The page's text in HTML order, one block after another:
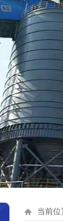
当前位